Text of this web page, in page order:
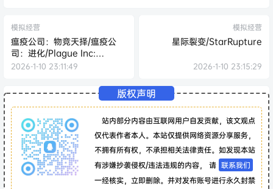
模拟经营
瘟疫公司：物竞天择/瘟疫公
司：进化/Plague Inc:
Evolved
2026-1-10 23:11:49
模拟经营
星际裂变/StarRupture
2026-1-10 23:15:29
版权声明
站内部分内容由互联网用户自发贡献，该文观点
仅代表作者本人。本站仅提供网络资源分享服务，
不拥有所有权，不承担相关法律责任。如发现本站
有涉嫌抄袭侵权/违法违规的内容， 请 联系我们
一经核实，立即删除。并对发布账号进行永久封禁